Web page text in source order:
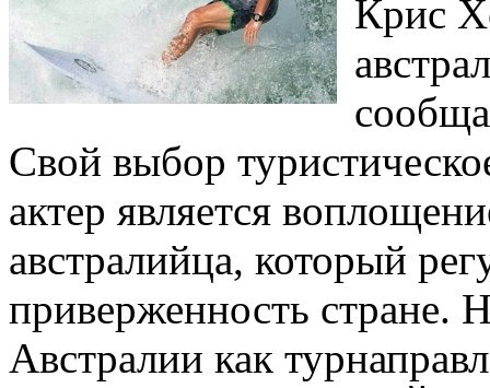
Крис
Свой выбор
актер является
австралийца, который
приверженность стране.
Австралии как